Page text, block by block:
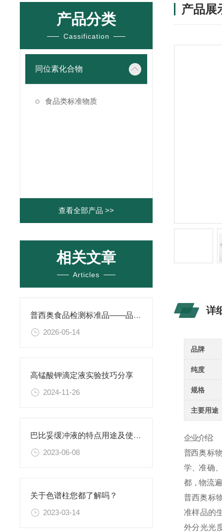
产品分类
Cassification
同位素化合物
食品类标准物质
查看全部产品 >>
相关文章
Articles
普西奥食品检测标准品——品类丰富，支持定制
2026-05-14
高锰酸钾滴定液实验技巧分享
2024-11-26
巴比妥缓冲液的特点用途及使用方法
2023-06-08
关于色谱柱您都了解吗？
2023-03-14
产品展
详
品牌
纯度
规格
主要用途
企业介绍:
普西奥标物
学 、准 确
都 ，物 流
普西奥标
准样品的
外 分 光 光